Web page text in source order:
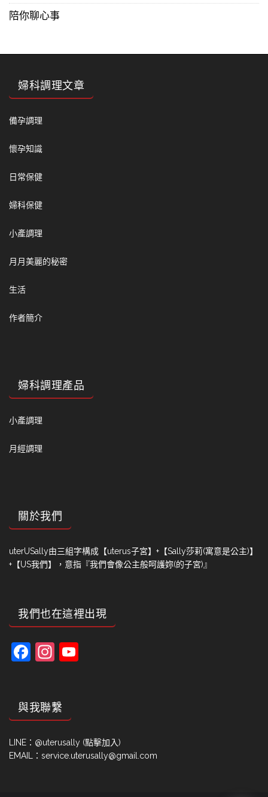
陪你聊心事
婦科調理文章
備孕調理
懷孕知識
日常保健
婦科保健
小產調理
月月美麗的秘密
生活
作者簡介
婦科調理產品
小產調理
月經調理
關於我們
uterUSally由三組字構成【uterus子宮】+【Sally莎莉(寓意是公主)】
+【US我們】，意指『我們會像公主般呵護妳(的子宮)』
我們也在這裡出現
Facebook
Instagram
與我聯繫
LINE： @uterusally (點擊加入)
EMAIL：service.uterusally@gmail.com